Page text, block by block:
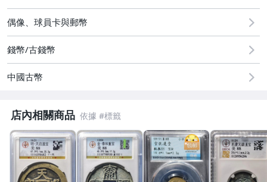
古董、藝術與礦石
玩具、模型與公仔
男性精品與服飾
女裝與服飾配件
手錶與飾品配件
偶像、球員卡與郵幣
錢幣/古錢幣
中國古幣
店內相關商品